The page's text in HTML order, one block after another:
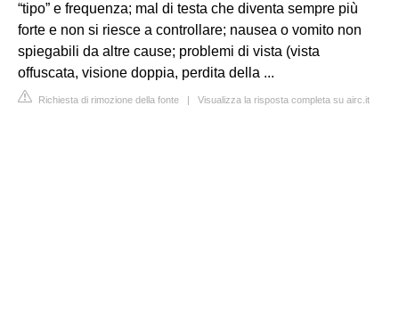
“tipo” e frequenza; mal di testa che diventa sempre più
forte e non si riesce a controllare; nausea o vomito non
spiegabili da altre cause; problemi di vista (vista
offuscata, visione doppia, perdita della ...
Richiesta di rimozione della fonte | Visualizza la risposta completa su airc.it